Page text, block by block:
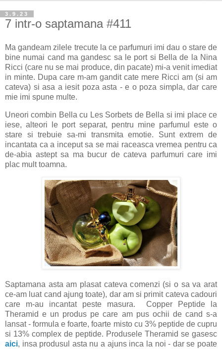
3.9.23
7 intr-o saptamana #411
Ma gandeam zilele trecute la ce parfumuri imi dau o stare de
bine numai cand ma gandesc sa le port si Bella de la Nina
Ricci (care nu se mai produce, din pacate) mi-a venit imediat
in minte. Dupa care m-am gandit cate mere Ricci am (si am
cateva) si asa a iesit poza asta - e o poza simpla, dar care
mie imi spune multe.
Uneori combin Bella cu Les Sorbets de Bella si imi place ce
iese, alteori le port separat, pentru mine parfumul este o
stare si trebuie sa-mi transmita emotie. Sunt extrem de
incantata ca a inceput sa se mai raceasca vremea pentru ca
de-abia astept sa ma bucur de cateva parfumuri care imi
plac mult toamna.
Saptamana asta am plasat cateva comenzi (si o sa va arat
ce-am luat cand ajung toate), dar am si primit cateva cadouri
care m-au incantat peste masura. Copper Peptide la
Theramid e un produs pe care am pus ochii de cand s-a
lansat - formula e foarte, foarte misto cu 3% peptide de cupru
si 13% complex de peptide. Produsele Theramid se gasesc
aici, insa produsul asta nu a ajuns inca la noi - dar se poate